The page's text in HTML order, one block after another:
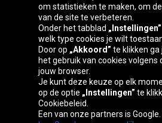
Belgique
Česká
republika
España France Italia
Österreich
om statistieken te maken, om
van de site te verbeteren.
Onder het tabblad „Instellingen”
welk type cookies je wilt
Door op „Akkoord” te klikken
het gebruik van cookies volgens
jouw browser.
Je kunt deze keuze op elk
op de optie „Instellingen” te
Cookiebeleid.
Een van onze partners is Google.